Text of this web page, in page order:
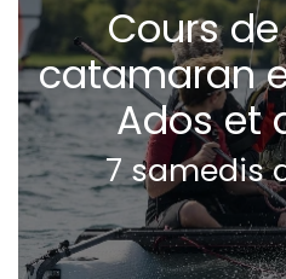
Cours
catamaran
Ados et
7 samedis